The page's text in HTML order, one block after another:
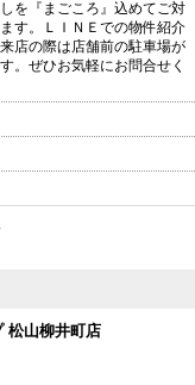
を『まごころ』込めてご対
す。ＬＩＮＥでの物件紹介
店の際は店舗前の駐車場が
。ぜひお気軽にお問合せく
松山柳井町店